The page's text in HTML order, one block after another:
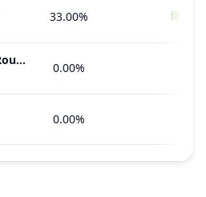
33.00% क्लिफ
Angel & Founders Round
0.00%
0.00%